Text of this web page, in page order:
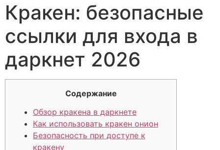
Кракен: безопасные
ссылки для входа в
даркнет 2026
Содержание
Обзор кракена в даркнете
Как использовать кракен онион
Безопасность при доступе к
кракену